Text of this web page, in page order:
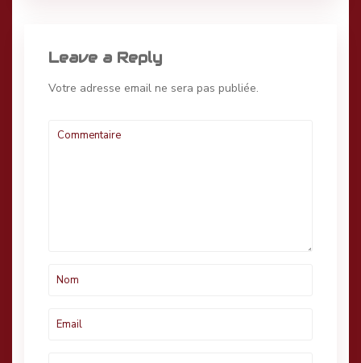
Leave a Reply
Votre adresse email ne sera pas publiée.